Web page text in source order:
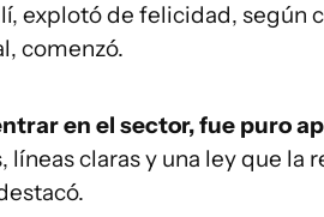
explotó de felicidad, según
comenzó.
en el sector, fue puro
líneas claras y una ley que la